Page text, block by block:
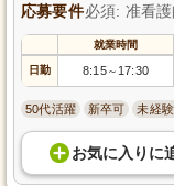
応募要件必須: 准看護
就業時間
日勤 8:15～ 17:30
50代活躍 新卒可 未経
お気に入り に